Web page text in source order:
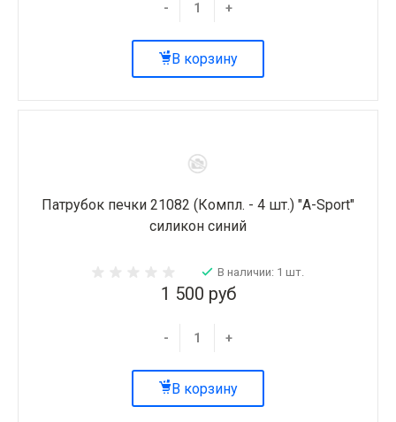
- +
В корзину
Патрубок печки 21082 (Компл. - 4 шт.) "A-Sport"
силикон синий
В наличии: 1 шт.
1 500 руб
- +
В корзину